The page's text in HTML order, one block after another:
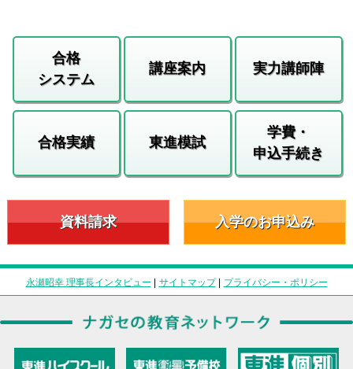
合格
システム
講座案内 実力講師陣
合格実績 東進模試
学費・
申込手続き
資料請求 入学のお申込み
永瀬昭幸 理事長インタビュー | サイトマップ| プライバシー・ポリシー